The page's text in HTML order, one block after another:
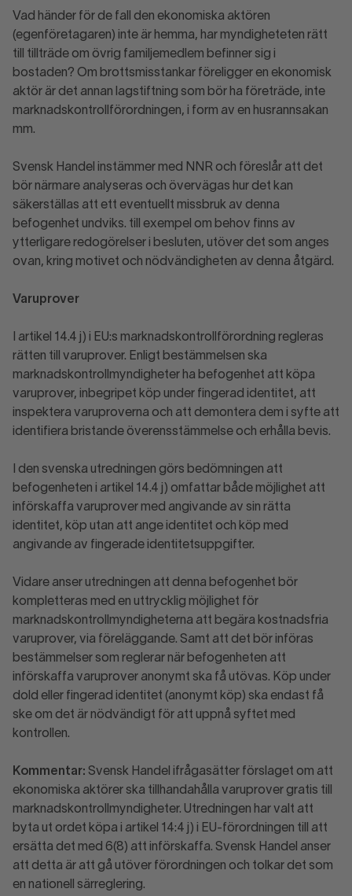
Vad händer för de fall den ekonomiska aktören
(egenföretagaren) inte är hemma, har myndigheteten rätt
till tillträde om övrig familjemedlem befinner sig i
bostaden? Om brottsmisstankar föreligger en ekonomisk
aktör är det annan lagstiftning som bör ha företräde, inte
marknadskontrollförordningen, i form av en husrannsakan
mm.
Svensk Handel instämmer med NNR och föreslår att det
bör närmare analyseras och övervägas hur det kan
säkerställas att ett eventuellt missbruk av denna
befogenhet undviks. till exempel om behov finns av
ytterligare redogörelser i besluten, utöver det som anges
ovan, kring motivet och nödvändigheten av denna åtgärd.
Varuprover
I artikel 14.4 j) i EU:s marknadskontrollförordning regleras
rätten till varuprover. Enligt bestämmelsen ska
marknadskontrollmyndigheter ha befogenhet att köpa
varuprover, inbegripet köp under fingerad identitet, att
inspektera varuproverna och att demontera dem i syfte att
identifiera bristande överensstämmelse och erhålla bevis.
I den svenska utredningen görs bedömningen att
befogenheten i artikel 14.4 j) omfattar både möjlighet att
införskaffa varuprover med angivande av sin rätta
identitet, köp utan att ange identitet och köp med
angivande av fingerade identitetsuppgifter.
Vidare anser utredningen att denna befogenhet bör
kompletteras med en uttrycklig möjlighet för
marknadskontrollmyndigheterna att begära kostnadsfria
varuprover, via föreläggande. Samt att det bör införas
bestämmelser som reglerar när befogenheten att
införskaffa varuprover anonymt ska få utövas. Köp under
dold eller fingerad identitet (anonymt köp) ska endast få
ske om det är nödvändigt för att uppnå syftet med
kontrollen.
Kommentar: Svensk Handel ifrågasätter förslaget om att
ekonomiska aktörer ska tillhandahålla varuprover gratis till
marknadskontrollmyndigheter. Utredningen har valt att
byta ut ordet köpa i artikel 14:4 j) i EU-förordningen till att
ersätta det med 6(8) att införskaffa. Svensk Handel anser
att detta är att gå utöver förordningen och tolkar det som
en nationell särreglering.